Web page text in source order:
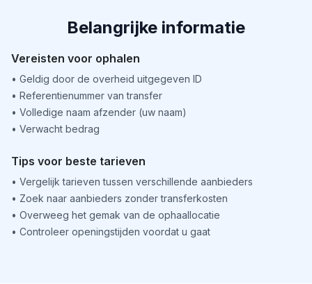
Belangrijke informatie
Vereisten voor ophalen
• Geldig door de overheid uitgegeven ID
• Referentienummer van transfer
• Volledige naam afzender (uw naam)
• Verwacht bedrag
Tips voor beste tarieven
• Vergelijk tarieven tussen verschillende aanbieders
• Zoek naar aanbieders zonder transferkosten
• Overweeg het gemak van de ophaallocatie
• Controleer openingstijden voordat u gaat